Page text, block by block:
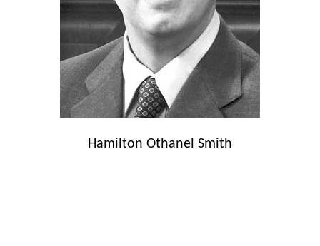
Hamilton Othanel Smith